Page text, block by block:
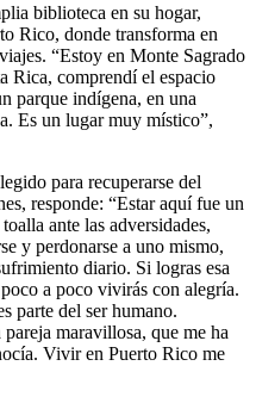
biblioteca en su hogar,
Rico, donde transforma en
“Estoy en Monte Sagrado
Rica, comprendí el espacio
parque indígena, en una
Es un lugar muy místico”,
para recuperarse del
responde: “Estar aquí fue un
ante las adversidades,
y perdonarse a uno mismo,
diario. Si logras esa
a poco vivirás con alegría.
parte del ser humano.
maravillosa, que me ha
Vivir en Puerto Rico me